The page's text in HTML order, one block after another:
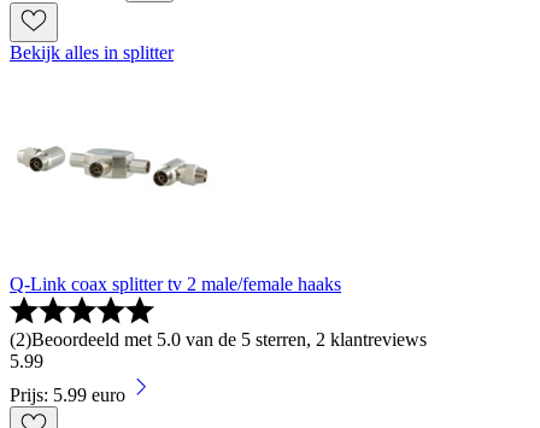
Bekijk alles in splitter
Q-Link coax splitter tv 2 male/female haaks
(2)Beoordeeld met 5.0 van de 5 sterren, 2 klantreviews
5.99
Prijs: 5.99 euro